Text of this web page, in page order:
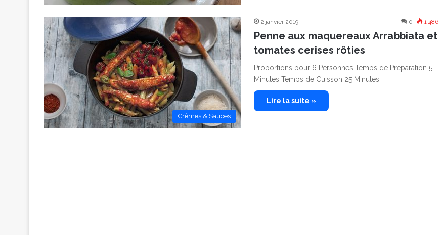
Crèmes & Sauces
2 janvier 2019 0 1 486
Penne aux maquereaux Arrabbiata et
tomates cerises rôties
Proportions pour 6 Personnes Temps de Préparation 5
Minutes Temps de Cuisson 25 Minutes …
Lire la suite »